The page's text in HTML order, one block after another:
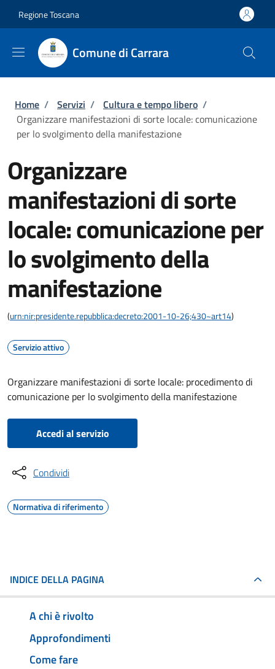
Regione Toscana
Comune di Carrara
Briciole di pane
Home / Servizi / Cultura e tempo libero /
Organizzare manifestazioni di sorte locale: comunicazione
per lo svolgimento della manifestazione
Organizzare
manifestazioni di sorte
locale: comunicazione per
lo svolgimento della
manifestazione
(urn:nir:presidente.repubblica:decreto:2001-10-26;430~art14)
Servizio attivo
Organizzare manifestazioni di sorte locale: procedimento di
comunicazione per lo svolgimento della manifestazione
Accedi al servizio
Condividi
Normativa di riferimento
INDICE DELLA PAGINA
A chi è rivolto
Approfondimenti
Come fare